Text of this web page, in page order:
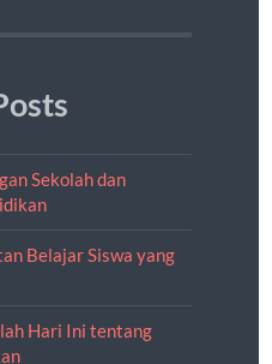
Sekolah dan
Belajar Siswa yang
Hari Ini tentang